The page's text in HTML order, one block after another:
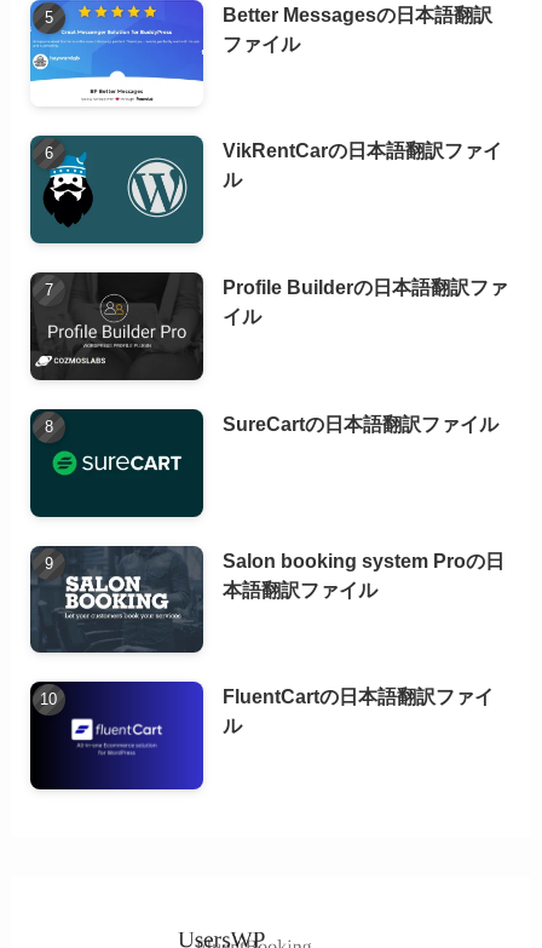
Better Messagesの日本語翻訳
ファイル
VikRentCarの日本語翻訳ファイ
ル
Profile Builderの日本語翻訳ファ
イル
SureCartの日本語翻訳ファイル
Salon booking system Proの日
本語翻訳ファイル
FluentCartの日本語翻訳ファイ
ル